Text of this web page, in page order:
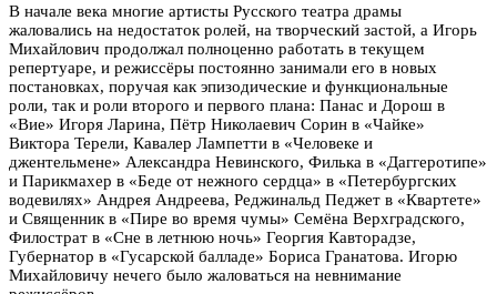
В начале века многие артисты Русского театра драмы
жаловались на недостаток ролей, на творческий застой, а Игорь
Михайлович продолжал полноценно работать в текущем
репертуаре, и режиссёры постоянно занимали его в новых
постановках, поручая как эпизодические и функциональные
роли, так и роли второго и первого плана: Панас и Дорош в
«Вие» Игоря Ларина, Пётр Николаевич Сорин в «Чайке»
Виктора Терели, Кавалер Лампетти в «Человеке и
джентельмене» Александра Невинского, Филька в «Даггеротипе»
и Парикмахер в «Беде от нежного сердца» в «Петербургских
водевилях» Андрея Андреева, Реджинальд Педжет в «Квартете»
и Священник в «Пире во время чумы» Семёна Верхградского,
Филострат в «Сне в летнюю ночь» Георгия Кавторадзе,
Губернатор в «Гусарской балладе» Бориса Гранатова. Игорю
Михайловичу нечего было жаловаться на невнимание